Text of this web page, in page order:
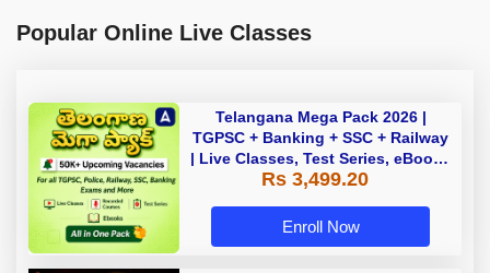
Popular Online Live Classes
Telangana Mega Pack 2026 |
TGPSC + Banking + SSC + Railway
| Live Classes, Test Series, eBooks
By Adda247
Rs 3,499.20
Enroll Now